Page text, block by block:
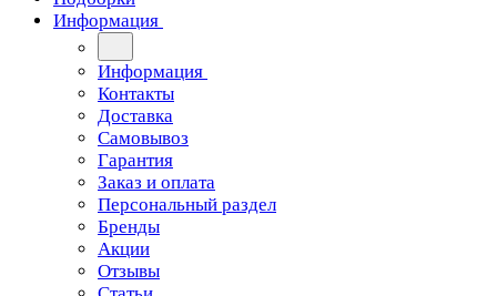
Информация
Информация
Контакты
Доставка
Самовывоз
Гарантия
Заказ и оплата
Персональный раздел
Бренды
Акции
Отзывы